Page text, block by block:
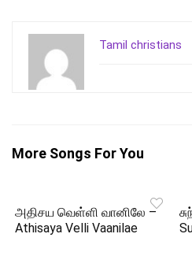
Tamil christians
More Songs For You
அதிசய வெள்ளி வானிலே –
Athisaya Velli Vaanilae